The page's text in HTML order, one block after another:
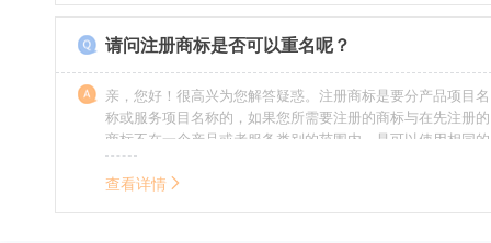
请问注册商标是否可以重名呢？
亲，您好！很高兴为您解答疑惑。注册商标是要分产品项目名
称或服务项目名称的，如果您所需要注册的商标与在先注册的
商标不在一个产品或者服务类别的范围内，是可以使用相同的
名称的。希望我的回答能帮到您。
查看详情